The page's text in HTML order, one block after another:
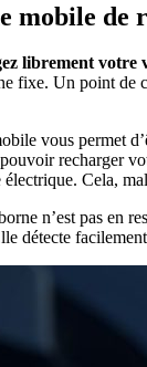
mobile de
librement votre
fixe. Un point de
vous permet
recharger
Cela,
n’est pas en
détecte